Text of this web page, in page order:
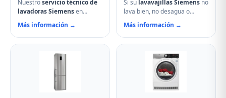
Nuestroservicio técnico de
lavadoras Siemensen
Barruelo de Santullán
soluciona cualquier avería:
problemas de centrifugado,
anormales, fallos en el
desagüe. Técnicos
especializados con repuestos
originales Siemens y
Más información →
Si su lavavajillas Siemens no
lava bien, no desagua o
muestra errores en el display,
nuestro servicio técnico en
Barruelo de Santullán puede
aspersores obstruidos,
bombas de desagüe,
problemas de secado y fallos
electrónicos con piezas
Más información →